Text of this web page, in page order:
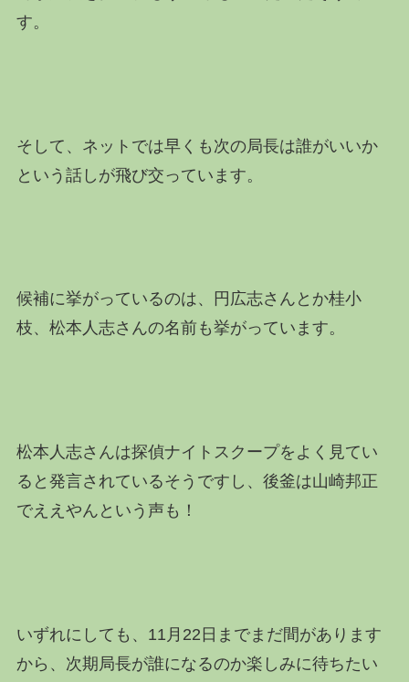
す。
そして、ネットでは早くも次の局長は誰がいいか
という話しが飛び交っています。
候補に挙がっているのは、円広志さんとか桂小
枝、松本人志さんの名前も挙がっています。
松本人志さんは探偵ナイトスクープをよく見てい
ると発言されているそうですし、後釜は山崎邦正
でええやんという声も！
いずれにしても、11月22日までまだ間があります
から、次期局長が誰になるのか楽しみに待ちたい